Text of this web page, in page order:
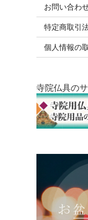
お問い合わ
特定商取引
個人情報の
寺院仏具の